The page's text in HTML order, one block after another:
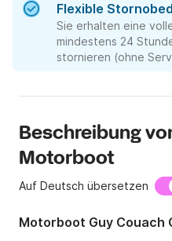
Flexible
Sie erhalten eine
mindestens 24
stornieren (ohne
Beschreibung
Motorboot
Auf Deutsch übersetzen
Motorboot Guy Couach